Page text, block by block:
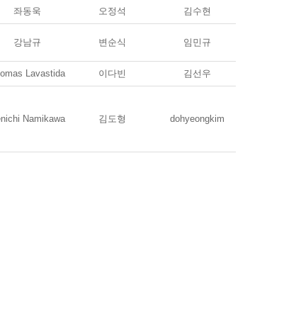
좌동욱 오정석 김수현
강남규 변순식 임민규
Lavastida 이다빈 김선우
Namikawa 김도형 dohyeongkim